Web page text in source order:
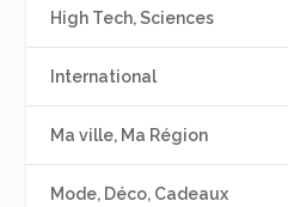
High Tech, Sciences
International
Ma ville, Ma Région
Mode, Déco, Cadeaux